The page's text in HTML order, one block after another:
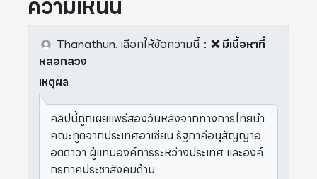
Thanathun. เลือกให้ข้อความนี้： ❌ มีเนื้อหาที่
หลอกลวง
เหตุผล
คลิปนี้ถูกเผยแพร่สองวันหลังจากทางการไทยนำ
คณะทูตจากประเทศอาเซียน รัฐภาคีอนุสัญญาอ
อตตาวา ผู้แทนองค์การระหว่างประเทศ และองค์
กรภาคประชาสังคมด้าน